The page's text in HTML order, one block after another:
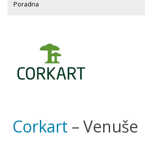
Poradna
Corkart – Venuše